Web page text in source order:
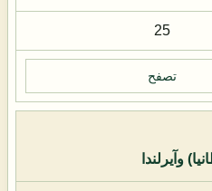
25
تصفح
وآيرلندا